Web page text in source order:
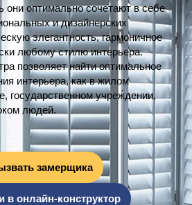
они оптимально сочетают в себе
и дизайнерских
элегантность, гармоничное
любому стилю интерьера.
позволяет найти оптимальное
интерьера, как в жилом
государственном учреждении,
людей.
замерщика
в онлайн-конструктор